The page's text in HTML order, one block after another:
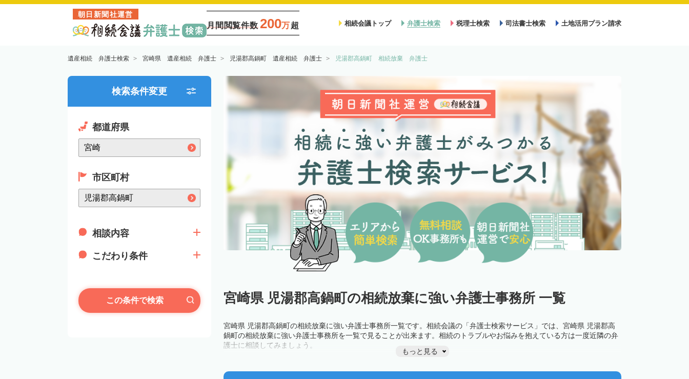
朝日新聞社運営
月間閲覧件数 200万超 相続会議トップ 弁護士検索 税理士検索 司法書士検索 土地活用プラン請求
遺産相続 弁護士検索 宮崎県 遺産相続 弁護士 児湯郡高鍋町 遺産相続 弁護士 児湯郡高鍋町 相続放棄 弁護士
検索条件変更
都道府県
市区町村
相談内容
こだわり条件
この条件で検索 宮崎県 児湯郡高鍋町の相続放棄に強い弁護士事務所 一覧
宮崎県 児湯郡高鍋町の相続放棄に強い弁護士事務所一覧です。相続会議の「弁護士検索サービス」では、宮崎県 児湯郡高
鍋町の相続放棄に強い弁護士事務所を一覧で見ることが出来ます。相続のトラブルやお悩みを抱えている方は一度近隣の弁
護士に相談してみましょう。
もっと見る